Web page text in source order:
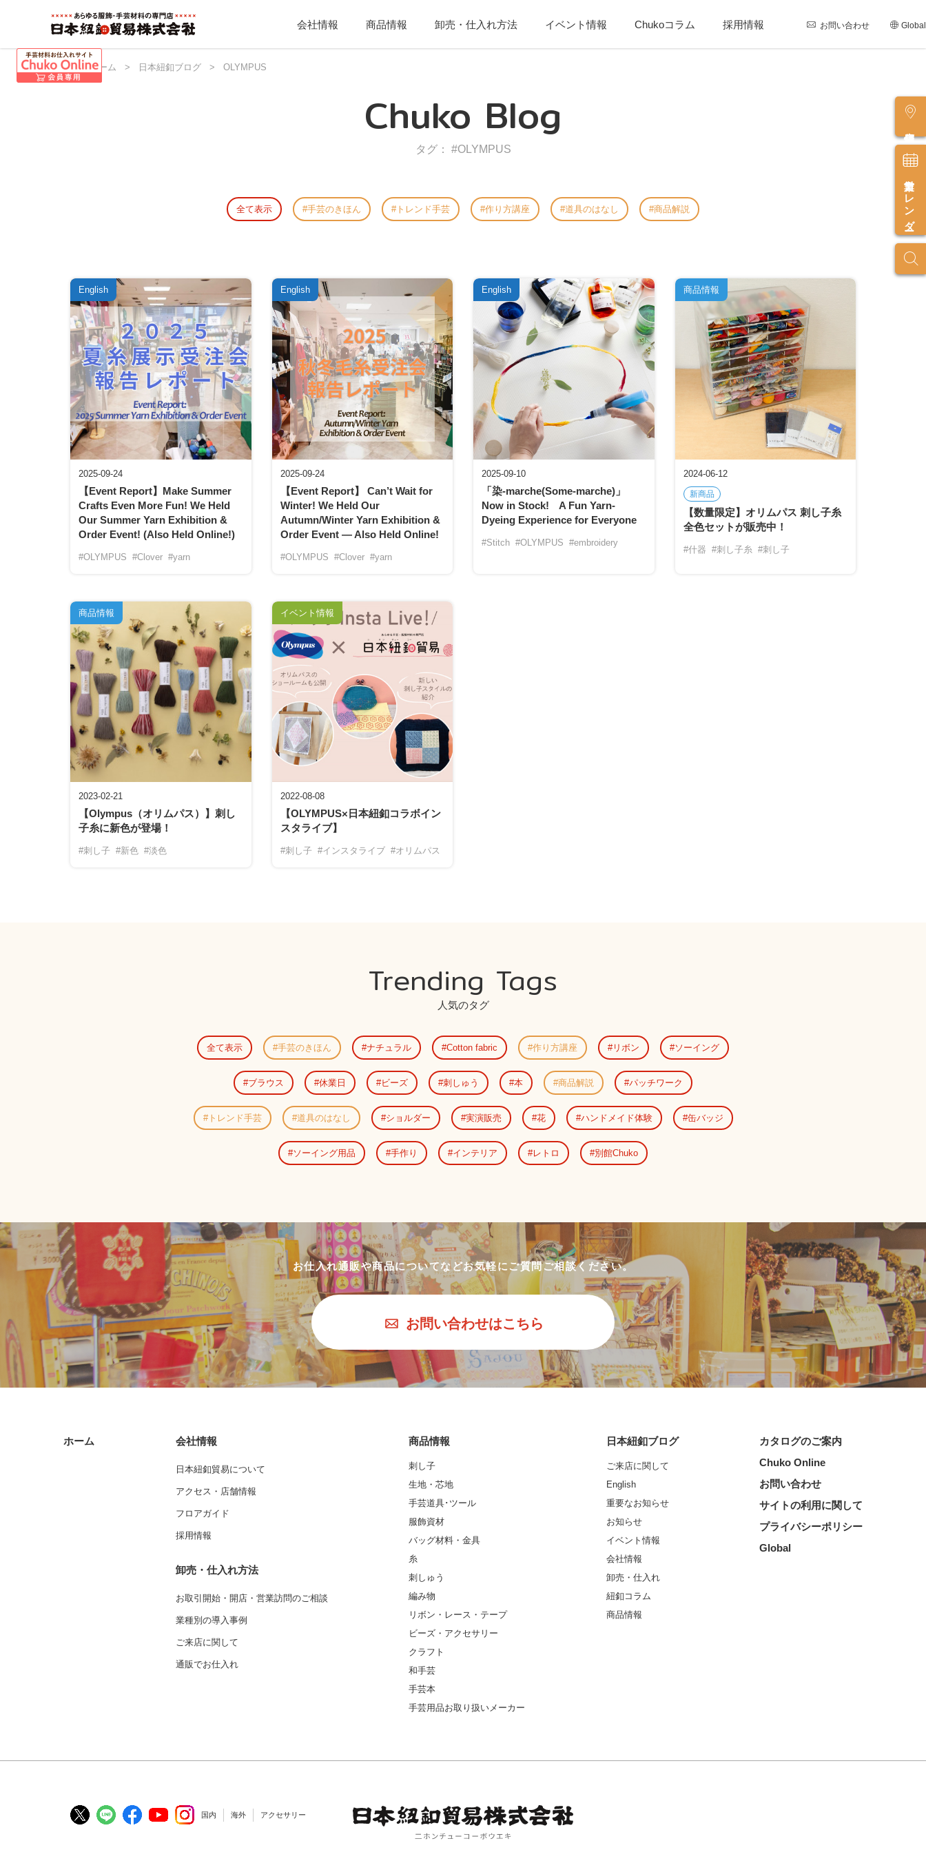
会社情報 商品情報 卸売・仕入れ方法 イベント情報 Chukoコラム 採用情報 お問い合わせ Global
営業カレンダー
日本紐釦 ホーム > 日本紐釦ブログ > OLYMPUS
Chuko Blog
タグ： #OLYMPUS
全て表示 手芸のきほん トレンド手芸 作り方講座 道具のはなし 商品解説
2025-09-24
【Event Report】Make Summer
Crafts Even More Fun! We Held
Our Summer Yarn Exhibition &
Order Event! (Also Held Online!)
#OLYMPUS #Clover #yarn
English
2025-09-24
【Event Report】 Can’t Wait for
Winter! We Held Our
Autumn/Winter Yarn Exhibition &
Order Event — Also Held Online!
#OLYMPUS #Clover #yarn
English
2025-09-10
「染-marche(Some-marche)」
Now in Stock! A Fun Yarn-
Dyeing Experience for Everyone
#Stitch #OLYMPUS #embroidery
English
2024-06-12
新商品
【数量限定】オリムパス 刺し子糸
全色セットが販売中！
#什器 #刺し子糸 #刺し子
商品情報
2023-02-21
【Olympus（オリムパス）】刺し
子糸に新色が登場！
#刺し子 #新色 #淡色
商品情報
2022-08-08
【OLYMPUS×日本紐釦コラボイン
スタライブ】
#刺し子 #インスタライブ #オリムパス
イベント情報
Trending Tags
人気のタグ
全て表示 手芸のきほん ナチュラル Cotton fabric 作り方講座 リボン ソーイング
ブラウス 休業日 ビーズ 刺しゅう 本 商品解説 パッチワーク
トレンド手芸 道具のはなし ショルダー 実演販売 花 ハンドメイド体験 缶バッジ
ソーイング用品 手作り インテリア レトロ 別館Chuko
お仕入れ通販や商品についてなどお気軽にご質問ご相談ください。
お問い合わせはこちら
ホーム 会社情報
日本紐釦貿易について
アクセス・店舗情報
フロアガイド
採用情報
卸売・仕入れ方法
お取引開始・開店・営業訪問のご相談
業種別の導入事例
ご来店に関して
通販でお仕入れ
商品情報
刺し子
生地・芯地
手芸道具･ツール
服飾資材
バッグ材料・金具
糸
刺しゅう
編み物
リボン・レース・テープ
ビーズ・アクセサリー
クラフト
和手芸
手芸本
手芸用品お取り扱いメーカー
日本紐釦ブログ
ご来店に関して
English
重要なお知らせ
お知らせ
イベント情報
会社情報
卸売・仕入れ
紐釦コラム
商品情報
カタログのご案内
Chuko Online
お問い合わせ
サイトの利用に関して
プライバシーポリシー
Global
国内 海外 アクセサリー